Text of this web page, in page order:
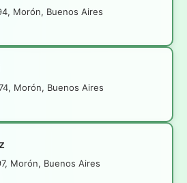
Morón, Buenos Aires
Morón, Buenos Aires
Morón, Buenos Aires